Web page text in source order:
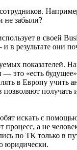
не забыли?
в своей
результате они
показателей.
«есть
в Европу учить
искать с
а не
по ТК только в
юридически.